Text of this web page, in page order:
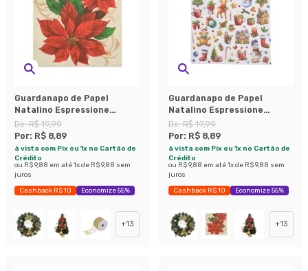
Guardanapo de Papel
Natalino Espressione
Florido
De:R$ 19,99
Por: R$ 8,89
à vista com Pix ou 1x no Cartão de
Crédito
ou R$ 9,88 em até1x de R$ 9,88 sem
juros
Cashback R$ 10 Economize 55%
+13
Guardanapo de Papel
Natalino Espressione
Estampadado
De:R$ 19,99
Por: R$ 8,89
à vista com Pix ou 1x no Cartão de
Crédito
ou R$ 9,88 em até1x de R$ 9,88 sem
juros
Cashback R$ 10 Economize 55%
+13